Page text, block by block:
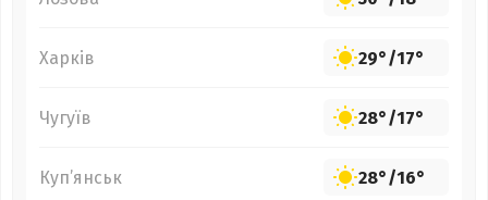
Харків 29°/17°
Чугуїв 28°/17°
Куп’янськ 28°/16°